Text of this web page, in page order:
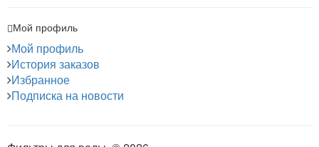
Мой профиль
Мой профиль
История заказов
Избранное
Подписка на новости